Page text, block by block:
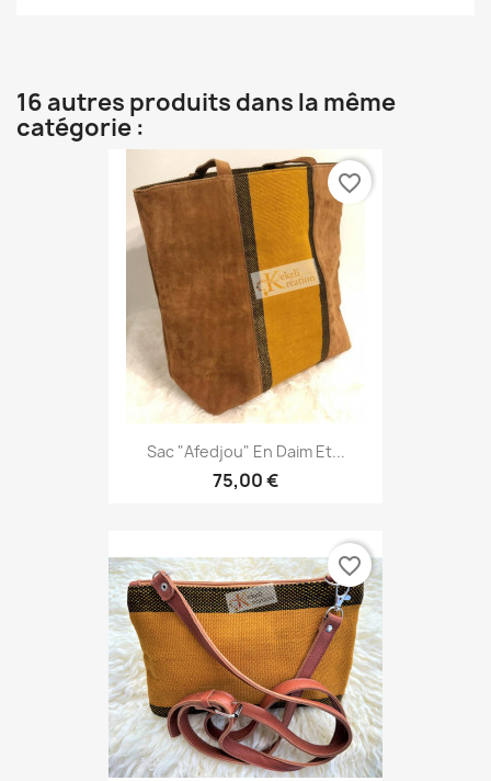
16 autres produits dans la même
catégorie :
Sac "Afedjou" En Daim Et...
75,00 €
favorite_border
favorite_border